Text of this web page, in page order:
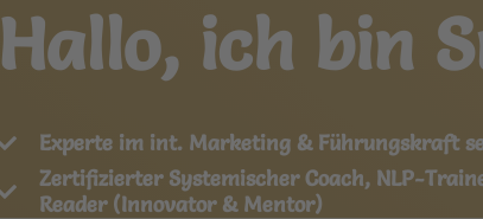
Hallo, ich bin
Experte im int. Marketing & Führungskraft
Zertifizierter Systemischer Coach, NLP-
Reader (Innovator & Mentor)